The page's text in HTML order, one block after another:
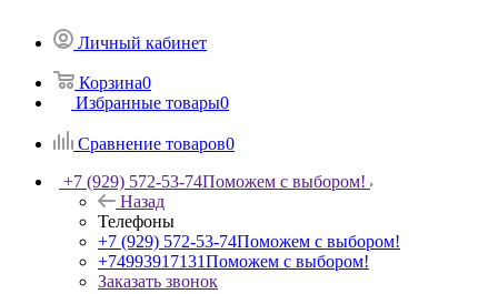
Личный кабинет
Корзина0
Избранные товары0
Сравнение товаров0
+7 (929) 572-53-74Поможем с выбором!
Назад
Телефоны
+7 (929) 572-53-74Поможем с выбором!
+74993917131Поможем с выбором!
Заказать звонок